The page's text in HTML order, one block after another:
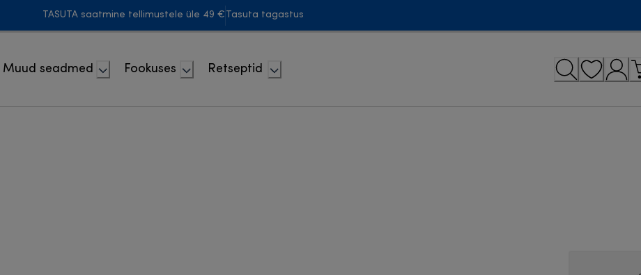
TASUTA saatmine tellimustele üle 49 € Tasuta tagastus
Muud seadmed Fookuses Retseptid